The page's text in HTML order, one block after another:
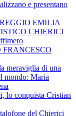
e presentano
EMILIA
CHIERICI
meraviglia di una
mondo: Maria
lo conquista Cristian
del Chierici